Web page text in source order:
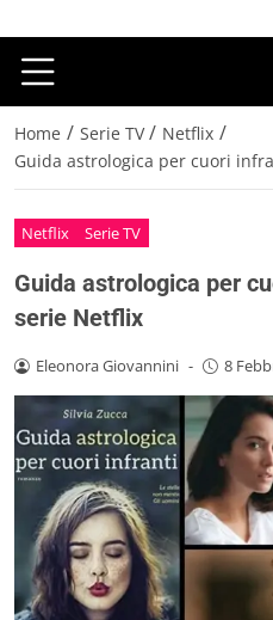
Home / Serie TV / Netflix /
Guida astrologica per cuori
Netflix Serie TV
Guida astrologica per
serie Netflix
Eleonora Giovannini - 8